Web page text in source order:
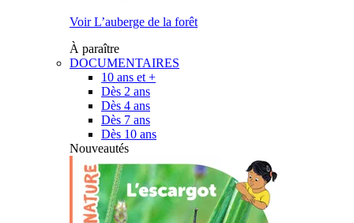
Voir L’auberge de la forêt
À paraître
DOCUMENTAIRES
10 ans et +
Dès 2 ans
Dès 4 ans
Dès 7 ans
Dès 10 ans
Nouveautés